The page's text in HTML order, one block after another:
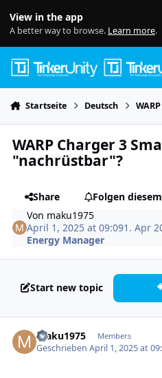
View in the app
A better way to browse. Learn more.
Startseite Deutsch
WARP Charger 3
"nachrüstbar"?
Share
Folgen
Von maku1975
April 1, 2025 at 09:091. Apr
Energy Manager
Start new topic
maku1975 Members
GeschriebenApril 1, 2025 at